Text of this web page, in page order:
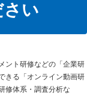
さい
ント研修などの「企業研
きる「オンライン動画研
修体系・調査分析な